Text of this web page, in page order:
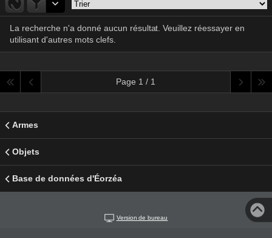
La recherche n'a donné aucun résultat. Veuillez réessayer en
utilisant d'autres mots clefs.
Page 1 / 1
Armes
Objets
Base de données d'Éorzéa
Version de bureau